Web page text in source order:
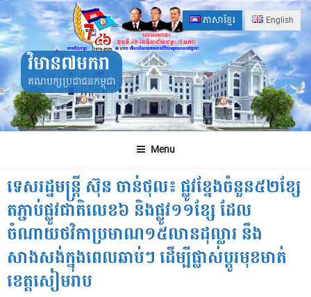
Skip
to
content
ភាសាខ្មែរ English
វិមាន៧មករា
គណបក្សប្រជាជនកម្ពុជា
Menu
ទេសរដ្ឋមន្ត្រី ស៊ុន ចាន់ថុល៖ ផ្លូវខ្នែងចំនួន៥២ខ្សែ
តភ្ជាប់ផ្លូវជាតិលេខ៦ និងផ្លូវ១១ខ្សែ ដែល​
ចំណាយថវិកាប្រមាណ​១៥លានដុល្លារ នឹង​
សាងសង់ក្នុងពេលឆាប់ៗ ដើម្បីផ្លាស់ប្តូរមុខមាត់​
ខេត្តសៀមរាប​